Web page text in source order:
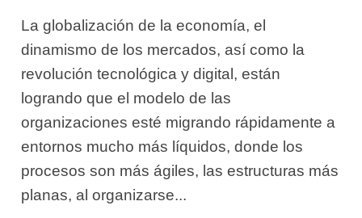
La globalización de la economía, el
dinamismo de los mercados, así como la
revolución tecnológica y digital, están
logrando que el modelo de las
organizaciones esté migrando rápidamente a
entornos mucho más líquidos, donde los
procesos son más ágiles, las estructuras más
planas, al organizarse...